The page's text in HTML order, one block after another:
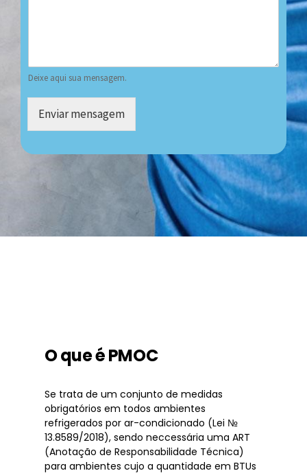
Deixe aqui sua mensagem.
Enviar mensagem
O que é PMOC
Se trata de um conjunto de medidas
obrigatórios em todos ambientes
refrigerados por ar-condicionado (Lei №
13.8589/2018), sendo neccessária uma ART
(Anotação de Responsabilidade Técnica)
para ambientes cujo a quantidade em BTUs